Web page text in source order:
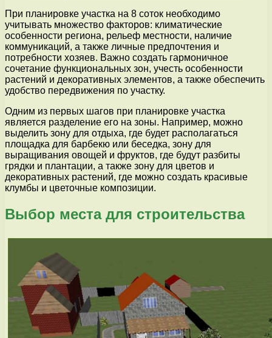
При планировке участка на 8 соток необходимо
учитывать множество факторов: климатические
особенности региона, рельеф местности, наличие
коммуникаций, а также личные предпочтения и
потребности хозяев. Важно создать гармоничное
сочетание функциональных зон, учесть особенности
растений и декоративных элементов, а также обеспечить
удобство передвижения по участку.
Одним из первых шагов при планировке участка
является разделение его на зоны. Например, можно
выделить зону для отдыха, где будет располагаться
площадка для барбекю или беседка, зону для
выращивания овощей и фруктов, где будут разбиты
грядки и плантации, а также зону для цветов и
декоративных растений, где можно создать красивые
клумбы и цветочные композиции.
Выбор места для строительства